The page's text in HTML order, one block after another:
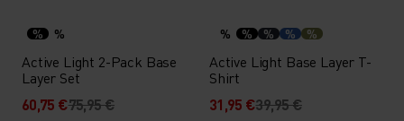
% %
Active Light 2-Pack Base
Layer Set
60,75 €75,95 €
% % % % %
Active Light Base Layer T-
Shirt
31,95 €39,95 €